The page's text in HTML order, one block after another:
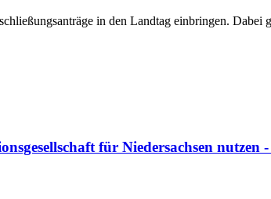
in den Landtag einbringen. Dabei
für Niedersachsen